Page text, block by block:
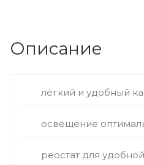
Описание
лёгкий и удобный
освещение
реостат для